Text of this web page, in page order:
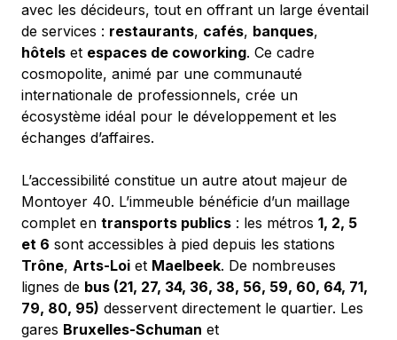
avec les décideurs, tout en offrant un large éventail
de services : restaurants, cafés, banques,
hôtels et espaces de coworking. Ce cadre
cosmopolite, animé par une communauté
internationale de professionnels, crée un
écosystème idéal pour le développement et les
échanges d’affaires.
L’accessibilité constitue un autre atout majeur de
Montoyer 40. L’immeuble bénéficie d’un maillage
complet en transports publics : les métros 1, 2, 5
et 6 sont accessibles à pied depuis les stations
Trône, Arts-Loi et Maelbeek. De nombreuses
lignes de bus (21, 27, 34, 36, 38, 56, 59, 60, 64, 71,
79, 80, 95) desservent directement le quartier. Les
gares Bruxelles-Schuman et